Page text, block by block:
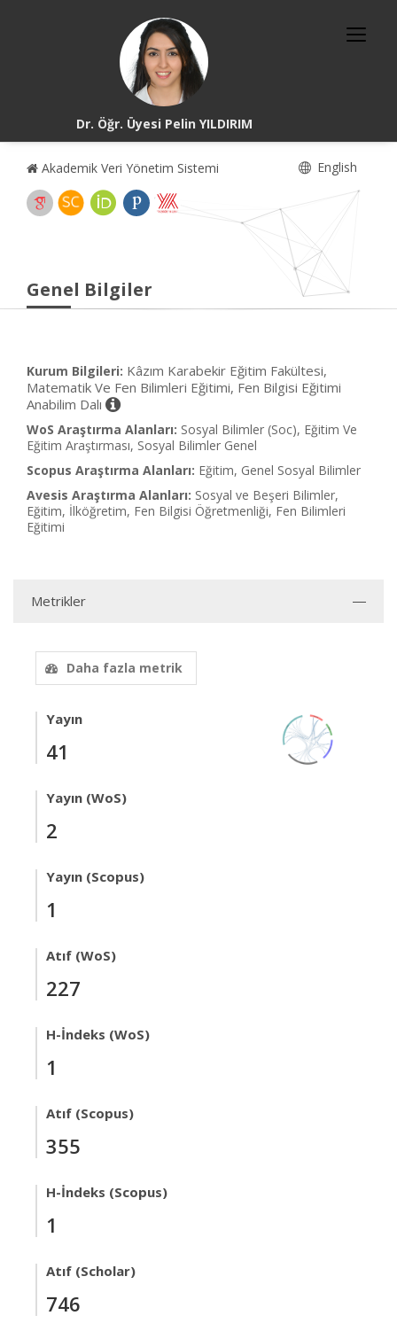
Dr. Öğr. Üyesi Pelin YILDIRIM
Akademik Veri Yönetim Sistemi English
Genel Bilgiler
Kurum Bilgileri: Kâzım Karabekir Eğitim Fakültesi,
Matematik Ve Fen Bilimleri Eğitimi, Fen Bilgisi Eğitimi
Anabilim Dalı
WoS Araştırma Alanları: Sosyal Bilimler (Soc), Eğitim Ve
Eğitim Araştırması, Sosyal Bilimler Genel
Scopus Araştırma Alanları: Eğitim, Genel Sosyal Bilimler
Avesis Araştırma Alanları: Sosyal ve Beşeri Bilimler,
Eğitim, İlköğretim, Fen Bilgisi Öğretmenliği, Fen Bilimleri
Eğitimi
Metrikler
Daha fazla metrik
Yayın
41
Yayın (WoS)
2
Yayın (Scopus)
1
Atıf (WoS)
227
H-İndeks (WoS)
1
Atıf (Scopus)
355
H-İndeks (Scopus)
1
Atıf (Scholar)
746